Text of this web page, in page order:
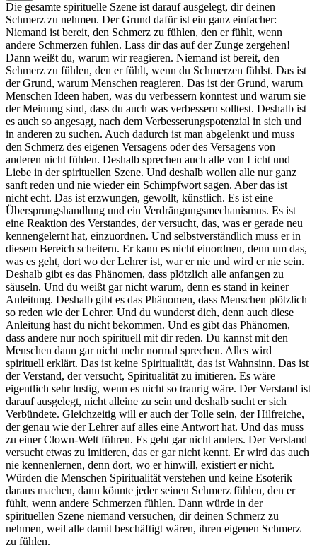
Die gesamte spirituelle Szene ist darauf ausgelegt, dir deinen
Schmerz zu nehmen. Der Grund dafür ist ein ganz einfacher:
Niemand ist bereit, den Schmerz zu fühlen, den er fühlt, wenn
andere Schmerzen fühlen. Lass dir das auf der Zunge zergehen!
Dann weißt du, warum wir reagieren. Niemand ist bereit, den
Schmerz zu fühlen, den er fühlt, wenn du Schmerzen fühlst. Das ist
der Grund, warum Menschen reagieren. Das ist der Grund, warum
Menschen Ideen haben, was du verbessern könntest und warum sie
der Meinung sind, dass du auch was verbessern solltest. Deshalb ist
es auch so angesagt, nach dem Verbesserungspotenzial in sich und
in anderen zu suchen. Auch dadurch ist man abgelenkt und muss
den Schmerz des eigenen Versagens oder des Versagens von
anderen nicht fühlen. Deshalb sprechen auch alle von Licht und
Liebe in der spirituellen Szene. Und deshalb wollen alle nur ganz
sanft reden und nie wieder ein Schimpfwort sagen. Aber das ist
nicht echt. Das ist erzwungen, gewollt, künstlich. Es ist eine
Übersprungshandlung und ein Verdrängungsmechanismus. Es ist
eine Reaktion des Verstandes, der versucht, das, was er gerade neu
kennengelernt hat, einzuordnen. Und selbstverständlich muss er in
diesem Bereich scheitern. Er kann es nicht einordnen, denn um das,
was es geht, dort wo der Lehrer ist, war er nie und wird er nie sein.
Deshalb gibt es das Phänomen, dass plötzlich alle anfangen zu
säuseln. Und du weißt gar nicht warum, denn es stand in keiner
Anleitung. Deshalb gibt es das Phänomen, dass Menschen plötzlich
so reden wie der Lehrer. Und du wunderst dich, denn auch diese
Anleitung hast du nicht bekommen. Und es gibt das Phänomen,
dass andere nur noch spirituell mit dir reden. Du kannst mit den
Menschen dann gar nicht mehr normal sprechen. Alles wird
spirituell erklärt. Das ist keine Spiritualität, das ist Wahnsinn. Das ist
der Verstand, der versucht, Spiritualität zu imitieren. Es wäre
eigentlich sehr lustig, wenn es nicht so traurig wäre. Der Verstand ist
darauf ausgelegt, nicht alleine zu sein und deshalb sucht er sich
Verbündete. Gleichzeitig will er auch der Tolle sein, der Hilfreiche,
der genau wie der Lehrer auf alles eine Antwort hat. Und das muss
zu einer Clown-Welt führen. Es geht gar nicht anders. Der Verstand
versucht etwas zu imitieren, das er gar nicht kennt. Er wird das auch
nie kennenlernen, denn dort, wo er hinwill, existiert er nicht.
Würden die Menschen Spiritualität verstehen und keine Esoterik
daraus machen, dann könnte jeder seinen Schmerz fühlen, den er
fühlt, wenn andere Schmerzen fühlen. Dann würde in der
spirituellen Szene niemand versuchen, dir deinen Schmerz zu
nehmen, weil alle damit beschäftigt wären, ihren eigenen Schmerz
zu fühlen.